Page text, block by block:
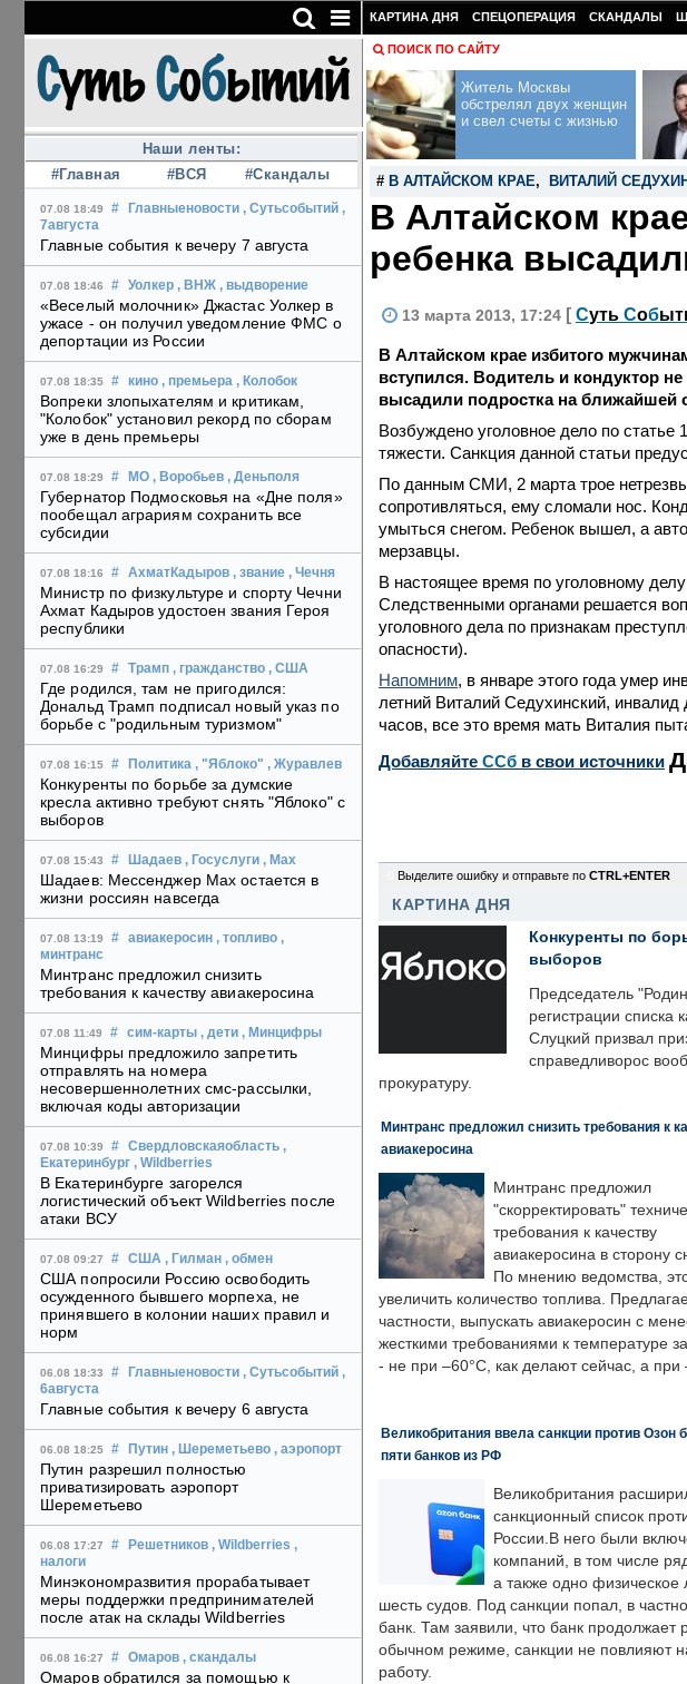
Наши ленты:
#Главная
#ВСЯ #Скандалы
07.08 18:49 # Главныеновости , Сутьсобытий ,
7августа
Главные события к вечеру 7 августа
07.08 18:46 # Уолкер , ВНЖ , выдворение
«Веселый молочник» Джастас Уолкер в
ужасе - он получил уведомление ФМС о
депортации из России
07.08 18:35 # кино , премьера , Колобок
Вопреки злопыхателям и критикам,
"Колобок" установил рекорд по сборам
уже в день премьеры
07.08 18:29 # МО , Воробьев , Деньполя
Губернатор Подмосковья на «Дне поля»
пообещал аграриям сохранить все
субсидии
07.08 18:16 # АхматКадыров , звание , Чечня
Министр по физкультуре и спорту Чечни
Ахмат Кадыров удостоен звания Героя
республики
07.08 16:29 # Трамп , гражданство , США
Где родился, там не пригодился:
Дональд Трамп подписал новый указ по
борьбе с "родильным туризмом"
07.08 16:15 # Политика , "Яблоко" , Журавлев
Конкуренты по борьбе за думские
кресла активно требуют снять "Яблоко" с
выборов
07.08 15:43 # Шадаев , Госуслуги , Max
Шадаев: Мессенджер Max остается в
жизни россиян навсегда
07.08 13:19 # авиакеросин , топливо ,
минтранс
Минтранс предложил снизить
требования к качеству авиакеросина
07.08 11:49 # сим-карты , дети , Минцифры
Минцифры предложило запретить
отправлять на номера
несовершеннолетних смс-рассылки,
включая коды авторизации
07.08 10:39 # Свердловскаяобласть ,
Екатеринбург , Wildberries
В Екатеринбурге загорелся
логистический объект Wildberries после
атаки ВСУ
07.08 09:27 # США , Гилман , обмен
США попросили Россию освободить
осужденного бывшего морпеха, не
принявшего в колонии наших правил и
норм
06.08 18:33 # Главныеновости , Сутьсобытий ,
6августа
Главные события к вечеру 6 августа
06.08 18:25 # Путин , Шереметьево , аэропорт
Путин разрешил полностью
приватизировать аэропорт
Шереметьево
06.08 17:27 # Решетников , Wildberries ,
налоги
Минэкономразвития прорабатывает
меры поддержки предпринимателей
после атак на склады Wildberries
06.08 16:27 # Омаров , скандалы
Омаров обратился за помощью к
КАРТИНА ДНЯ СПЕЦОПЕРАЦИЯ СКАНДАЛЫ
ПОИСК ПО САЙТУ
Житель Москвы
обстрелял двух женщин
и свел счеты с жизнью
# В АЛТАЙСКОМ КРАЕ, ВИТАЛИЙ
В Алтайском
ребенка
13 марта 2013, 17:24 [ Суть Соб
В Алтайском крае избитого
вступился. Водитель и кондуктор
высадили подростка на ближайшей
Возбуждено уголовное дело по
тяжести. Санкция данной статьи
По данным СМИ, 2 марта трое
сопротивляться, ему сломали нос.
умыться снегом. Ребенок вышел, а
мерзавцы.
В настоящее время по уголовному
Следственными органами решается
уголовного дела по признакам
опасности).
Напомним, в январе этого года умер
летний Виталий Седухинский, инвалид
часов, все это время мать Виталия
Добавляйте CСб в свои источники
Выделите ошибку и отправьте по CTRL+ENTER
КАРТИНА ДНЯ
Конкуренты по
выборов
Председатель
регистрации
Слуцкий призвал
справедливорос
прокуратуру.
Минтранс предложил снизить требования к
авиакеросина
Минтранс предложил
"скорректировать"
требования к качеству
авиакеросина в сторону
По мнению ведомства,
увеличить количество топлива.
частности, выпускать авиакеросин с
жесткими требованиями к температуре
- не при –60°C, как делают сейчас, а при
Великобритания ввела санкции против Озон
пяти банков из РФ
Великобритания
санкционный список
России.В него были
компаний, в том числе
а также одно физическое
шесть судов. Под санкции попал, в
банк. Там заявили, что банк продолжает
обычном режиме, санкции не повлияют
работу.